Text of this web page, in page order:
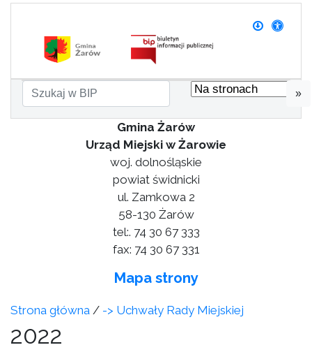
»
Gmina Żarów
Urząd Miejski w Żarowie
woj. dolnośląskie
powiat świdnicki
ul. Zamkowa 2
58-130 Żarów
tel:. 74 30 67 333
fax: 74 30 67 331
Mapa strony
Strona główna / -> Uchwały Rady Miejskiej
2022